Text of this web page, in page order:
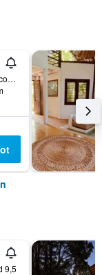
Rua da Cuba, 631, Trancoso, Brasilien
9,5